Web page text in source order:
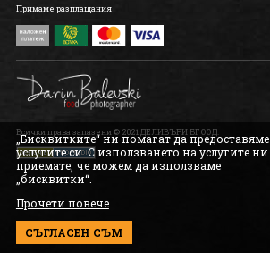
Примаме разплащания
Всички права запазени © 2021 ДЕЛИВЪРИ БГ ООД.
„Бисквитките“ ни помагат да предоставяме
услугите си. С използването на услугите ни
приемате, че можем да използваме
„бисквитки“.
Прочети повече
СЪГЛАСЕН СЪМ